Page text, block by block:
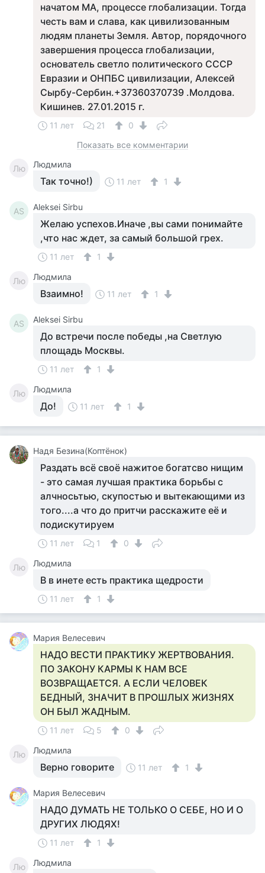
начатом МА, процессе глобализации. Тогда
честь вам и слава, как цивилизованным
людям планеты Земля. Автор, порядочного
завершения процесса глобализации,
основатель светло политического СССР
Евразии и ОНПБС цивилизации, Алексей
Сырбу-Сербин.+37360370739 .Молдова.
Кишинев. 27.01.2015 г.
11 лет 21
0
Показать все комментарии
Лю Людмила
Так точно!) 11 лет 1
AS Aleksei Sirbu
Желаю успехов.Иначе ,вы сами понимайте
,что нас ждет, за самый большой грех.
11 лет 1
Лю Людмила
Взаимно! 11 лет 1
AS Aleksei Sirbu
До встречи после победы ,на Светлую
площадь Москвы.
11 лет 1
Лю Людмила
До! 11 лет 1
Надя Безина(Коптёнок)
Раздать всё своё нажитое богатсво нищим
- это самая лучшая практика борьбы с
алчносьтью, скупостью и вытекающими из
того....а что до притчи расскажите её и
подискутируем
11 лет 1 0
Лю Людмила
В в инете есть практика щедрости
11 лет 1
Мария Велесевич
НАДО ВЕСТИ ПРАКТИКУ ЖЕРТВОВАНИЯ.
ПО ЗАКОНУ КАРМЫ К НАМ ВСЕ
ВОЗВРАЩАЕТСЯ. А ЕСЛИ ЧЕЛОВЕК
БЕДНЫЙ, ЗНАЧИТ В ПРОШЛЫХ ЖИЗНЯХ
ОН БЫЛ ЖАДНЫМ.
11 лет 5 0
Лю Людмила
Верно говорите 11 лет 1
Мария Велесевич
НАДО ДУМАТЬ НЕ ТОЛЬКО О СЕБЕ, НО И О
ДРУГИХ ЛЮДЯХ!
11 лет 1
Лю Людмила